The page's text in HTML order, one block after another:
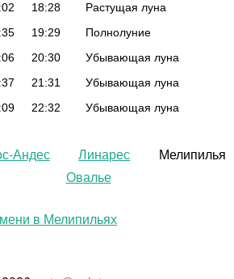
18:28
Растущая луна
19:29
Полнолуние
20:30
Убывающая луна
21:31
Убывающая луна
22:32 Убывающая луна
Андес Линарес
Мелипилья
Овалье
в Мелипильях